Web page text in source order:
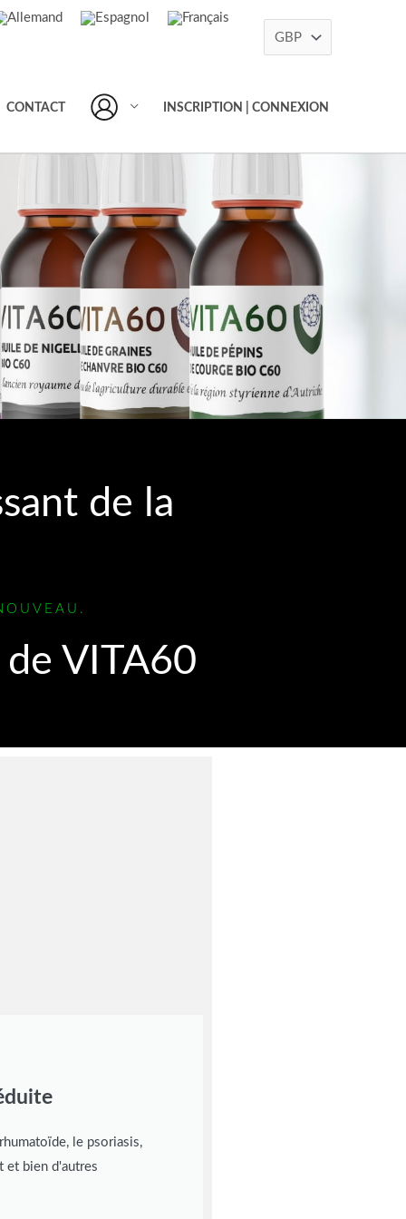
CONTACT INSCRIPTION | CONNEXION
de la
VITA60
le psoriasis,
et bien d'autres